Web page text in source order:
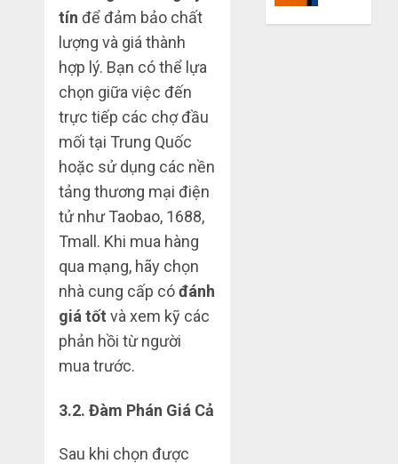
tín để đảm bảo chất
lượng và giá thành
hợp lý. Bạn có thể lựa
chọn giữa việc đến
trực tiếp các chợ đầu
mối tại Trung Quốc
hoặc sử dụng các nền
tảng thương mại điện
tử như Taobao, 1688,
Tmall. Khi mua hàng
qua mạng, hãy chọn
nhà cung cấp cóđánh
giá tốt và xem kỹ các
phản hồi từ người
mua trước.
3.2. Đàm Phán Giá Cả
Sau khi chọn được